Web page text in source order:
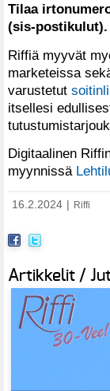
Tilaa
(sis-postikulut).
Riffiä myyvät
marketeissa
varustetut
itsellesi
Digitaalinen
myynnissä
16.2.2024 Riffi
Artikkelit /